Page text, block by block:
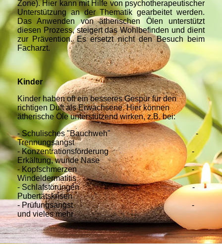
Zone). Hier kann mit Hilfe von psychotherapeutischer
Unterstützung an der Thematik gearbeitet werden.
Das Anwenden von ätherischen Ölen unterstützt
diesen Prozess, steigert das Wohlbefinden und dient
zur Prävention. Es ersetzt nicht den Besuch beim
Facharzt.
Kinder
Kinder haben oft ein besseres Gespür für den
richtigen Duft als Erwachsene. Hier können
ätherische Öle unterstützend wirken, z.B. bei:
- Schulisches "Bauchweh" -
Trennungsangst
- Konzentrationsförderung -
Erkältung, wunde Nase
- Kopfschmerzen -
Windeldermatitis
- Schlafstörungen -
Pubertätskrisen
- Prüfungsangst -
und vieles mehr